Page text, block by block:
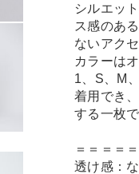
シルエッ
ス感のあ
ないアク
カラーは
1、S、M
着用でき
する一枚で
＝＝＝＝
透け感：